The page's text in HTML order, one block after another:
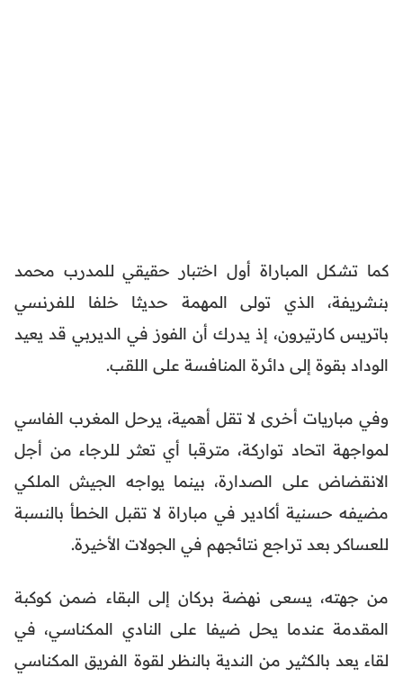
كما تشكل المباراة أول اختبار حقيقي للمدرب محمد
بنشريفة، الذي تولى المهمة حديثا خلفا للفرنسي
باتريس كارتيرون، إذ يدرك أن الفوز في الديربي قد يعيد
الوداد بقوة إلى دائرة المنافسة على اللقب.
وفي مباريات أخرى لا تقل أهمية، يرحل المغرب الفاسي
لمواجهة اتحاد تواركة، مترقبا أي تعثر للرجاء من أجل
الانقضاض على الصدارة، بينما يواجه الجيش الملكي
مضيفه حسنية أكادير في مباراة لا تقبل الخطأ بالنسبة
للعساكر بعد تراجع نتائجهم في الجولات الأخيرة.
من جهته، يسعى نهضة بركان إلى البقاء ضمن كوكبة
المقدمة عندما يحل ضيفا على النادي المكناسي، في
لقاء يعد بالكثير من الندية بالنظر لقوة الفريق المكناسي